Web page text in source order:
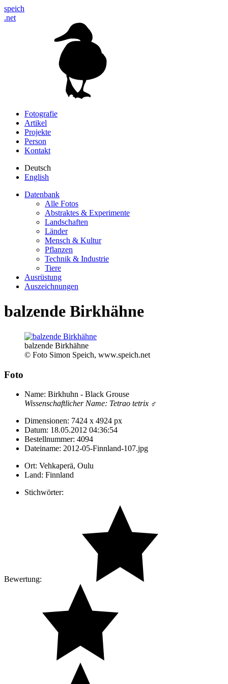
speich
.net
Fotografie
Artikel
Projekte
Person
Kontakt
Deutsch
English
Datenbank
Alle Fotos
Abstraktes & Experimente
Landschaften
Länder
Mensch & Kultur
Pflanzen
Technik & Industrie
Tiere
Ausrüstung
Auszeichnungen
balzende Birkhähne
balzende Birkhähne
© Foto Simon Speich, www.speich.net
Foto
Name: Birkhuhn - Black Grouse
Wissenschaftlicher Name: Tetrao tetrix ♂
Dimensionen: 7424 x 4924 px
Datum: 18.05.2012 04:36:54
Bestellnummer: 4094
Dateiname: 2012-05-Finnland-107.jpg
Ort: Vehkaperä, Oulu
Land: Finnland
Stichwörter:
Bewertung: